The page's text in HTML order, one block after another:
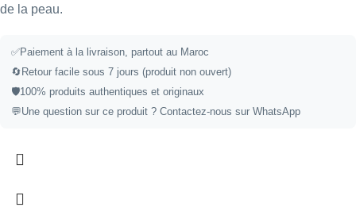
de la peau.
✅Paiement à la livraison, partout au Maroc
🔄 Retour facile sous 7 jours (produit non ouvert)
🛡️100% produits authentiques et originaux
💬Une question sur ce produit ? Contactez-nous sur WhatsApp